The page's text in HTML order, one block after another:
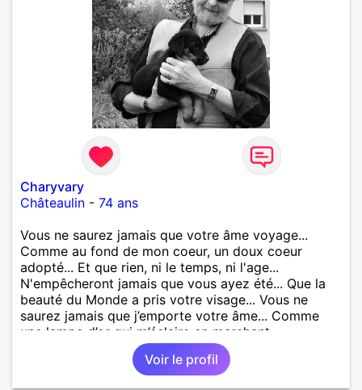
Charyvary
Châteaulin - 74 ans
Vous ne saurez jamais que votre âme voyage...
Comme au fond de mon coeur, un doux coeur
adopté... Et que rien, ni le temps, ni l'age...
N'empêcheront jamais que vous ayez été... Que la
beauté du Monde a pris votre visage... Vous ne
saurez jamais que j’emporte votre âme... Comme
une lampe d’or qui m’éclaire en marchant...
Voir le profil